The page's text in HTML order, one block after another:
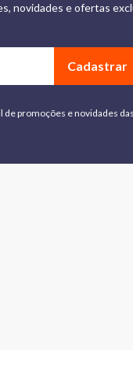
novidades e ofertas
Cadastrar
promoções e novidades